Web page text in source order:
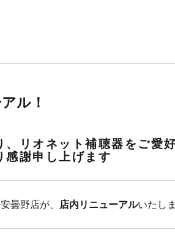
ル！
、リオネット補聴器をご愛
感謝申し上げます
曇野店が、 店内リニューアルいたし